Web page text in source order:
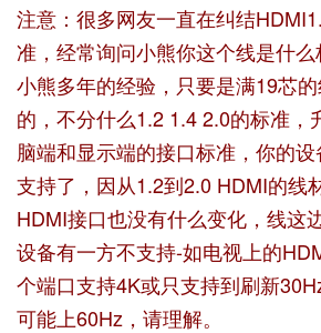
注意：很多网友一直在纠结
准，经常询问小熊你这个线是什
小熊多年的经验，只要是满19芯
的，不分什么1.2 1.4 2.0的标准，
脑端和显示端的接口标准，你的
支持了，因从1.2到2.0 HDMI的线
HDMI接口也没有什么变化，线这
设备有一方不支持-如电视上的
个端口支持4K或只支持到刷新
可能上60Hz，请理解。